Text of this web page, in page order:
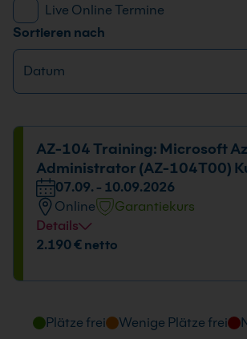
Live Online Termine
Sortieren nach
AZ-104 Training: Microsoft
Administrator (AZ-104T00)
07.09. - 10.09.2026
Online
Garantiekurs
Details
Datum und Uhrzeit
2.190 € netto
Plätze frei Wenige Plätze frei